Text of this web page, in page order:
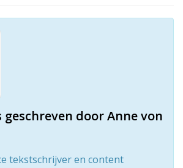
door Anne von
tekstschrijver en content